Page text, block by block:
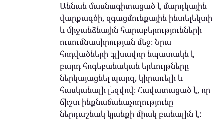
Աննան մասնագիտացած է մարդկային
վարքագծի, զգացմունքային ինտելեկտի
և միջանձնային հարաբերությունների
ուսումնասիրության մեջ։ Նրա
հոդվածների գլխավոր նպատակն է
բարդ հոգեբանական երևույթները
ներկայացնել պարզ, կիրառելի և
հասկանալի լեզվով։ Հավատացած է, որ
ճիշտ ինքնաճանաչողությունը
ներդաշնակ կյանքի միակ բանալին է: